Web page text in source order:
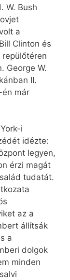
W. Bush
a
Clinton és
repülőtéren
George W.
II.
én már
i
idézte:
legyen,
érzi magát
tudatát.
az a
állítsák
a
dolgok
minden